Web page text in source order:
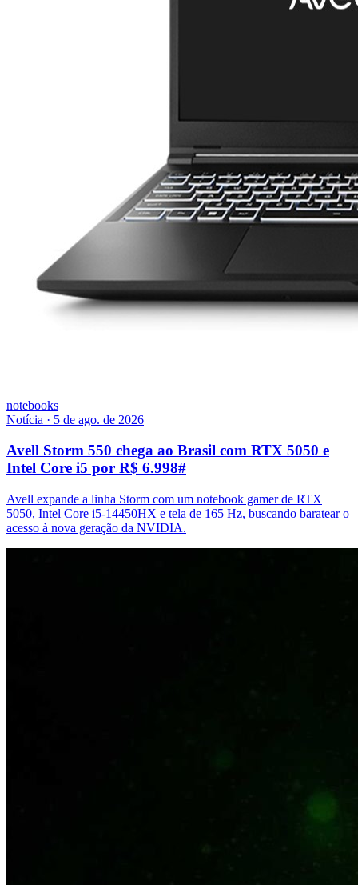
notebooks
Notícia · 5 de ago. de 2026
Avell Storm 550 chega ao Brasil com RTX 5050 e
Intel Core i5 por R$ 6.998#
Avell expande a linha Storm com um notebook gamer de RTX
5050, Intel Core i5-14450HX e tela de 165 Hz, buscando baratear o
acesso à nova geração da NVIDIA.